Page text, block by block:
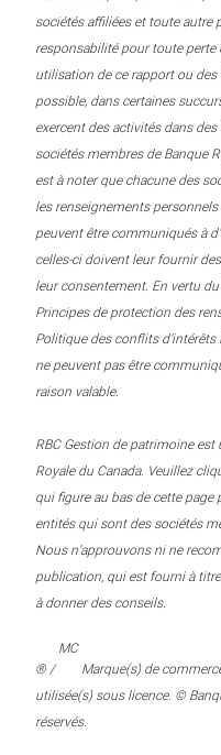
sociétés affiliées et toute autre
responsabilité pour toute
utilisation de ce rapport ou
possible, dans certaines
exercent des activités dans des
sociétés membres de Banque
est à noter que chacune des
les renseignements
peuvent être communiqués à
celles-ci doivent leur fournir
leur consentement. En vertu
Principes de protection des
Politique des conflits
ne peuvent pas être
raison valable.
RBC Gestion de patrimoine
Royale du Canada. Veuillez
qui figure au bas de cette
entités qui sont des sociétés
Nous n’approuvons ni ne
publication, qui est fourni à
à donner des conseils.
® /
MC
Marque(s) de
utilisée(s) sous licence. ©
réservés.